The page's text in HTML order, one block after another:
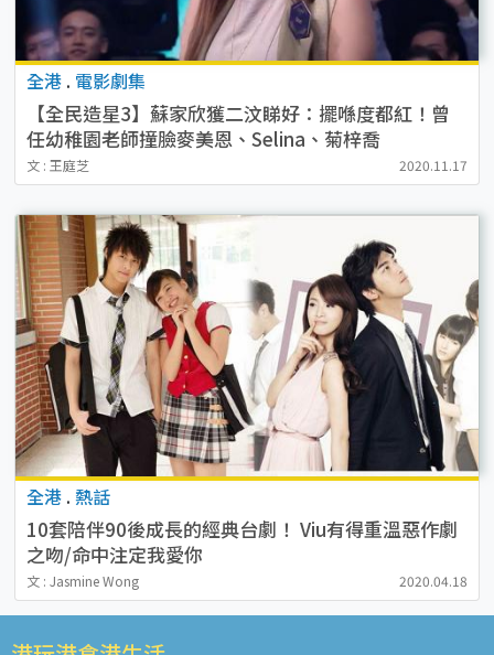
全港 . 電影劇集
【全民造星3】蘇家欣獲二汶睇好：擺喺度都紅！曾
任幼稚園老師撞臉麥美恩、Selina、菊梓喬
文 : 王庭芝 2020.11.17
全港 . 熱話
10套陪伴90後成長的經典台劇！ Viu有得重溫惡作劇
之吻/命中注定我愛你
文 : Jasmine Wong 2020.04.18